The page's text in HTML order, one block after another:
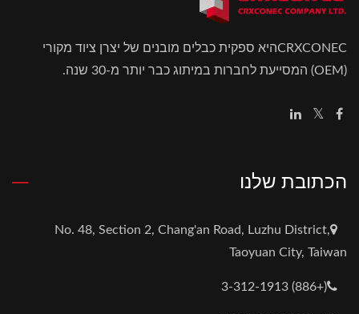
CRXCONECהיא ספקית כבלים מובנים של יצרן ציוד מקורי
(OEM) המסייעת לחברות במיתוג כבר יותר מ-30 שנה.
הכתובת שלנו
No. 48, Section 2, Chang'an Road, Luzhu District,
Taoyuan City, Taiwan
(+886) 3-312-1913